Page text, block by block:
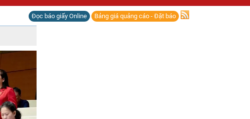
Đọc báo giấy Online Bảng giá quảng cáo - Đặt báo